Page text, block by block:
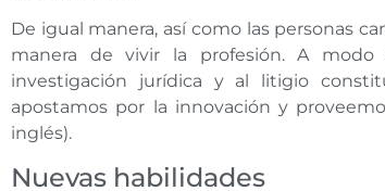
De igual manera, así como las personas
manera de vivir la profesión. A
investigación jurídica y al litigio
apostamos por la innovación y
inglés).
Nuevas habilidades